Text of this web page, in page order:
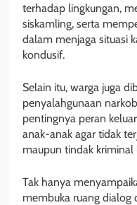
terhadap lingkungan,
siskamling, serta
dalam menjaga situasi
kondusif.
Selain itu, warga juga
penyalahgunaan
pentingnya peran
anak-anak agar tidak
maupun tindak kriminal
Tak hanya
membuka ruang dialog